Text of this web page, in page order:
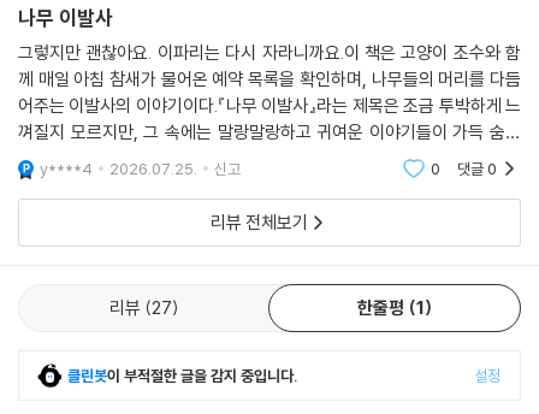
로운 도전을 망설이는 어린이에게 작은 아이의 모습을 한 이발사가 나무를
이발하는 모습을 보며 자기 효능감을 느끼고, 두려운 감정을 극복할 수 있
도록 도움을 준다. 미래를 향해 있는 어린이들에게는 매일이 도전이고 성
장이다. 큰맘 먹고 찾아간 미용실에서 새로 한 헤어스타일을 망쳐서 풀이
죽은 친구에게도, 용기 내 도전한 일이 가로막혀 실망한 친구에게도 『나무
이발사』는 실패하며 나아가는 성장도 있다는 것을, 그리고 우리에겐 오늘
보다 더 나은 내일이 있다는 것을 알려줄 것이다.
나무 이발사
그렇지만 괜찮아요. 이파리는 다시 자라니까요.이 책은 고양이 조수와 함
께 매일 아침 참새가 물어온 예약 목록을 확인하며, 나무들의 머리를 다듬
어주는 이발사의 이야기이다.『나무 이발사』라는 제목은 조금 투박하게 느
껴질지 모르지만, 그 속에는 말랑말랑하고 귀여운 이야기들이 가득 숨어
있다. 나무의 하루를 정성껏 다듬어주는 초록빛 예술가, 그의 다정한 가위
질 소리를 들려주
y****4 2026.07.25. 신고 0 댓글0
리뷰 전체보기
리뷰 27 한줄평 1
클린봇이 부적절한 글을 감지 중입니다. 설정